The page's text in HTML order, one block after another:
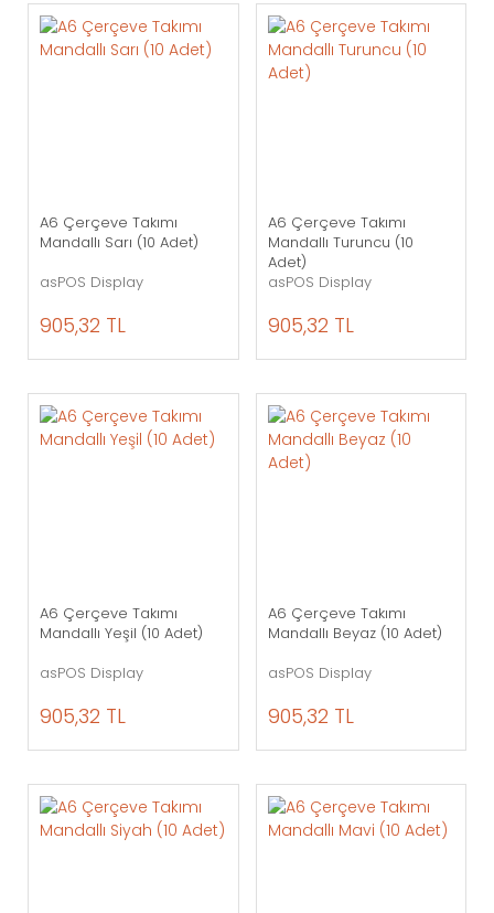
A6 Çerçeve Takımı
Mandallı Sarı (10 Adet)
asPOS Display
905,32 TL
A6 Çerçeve Takımı
Mandallı Turuncu (10
Adet)
asPOS Display
905,32 TL
A6 Çerçeve Takımı
Mandallı Yeşil (10 Adet)
asPOS Display
905,32 TL
A6 Çerçeve Takımı
Mandallı Beyaz (10 Adet)
asPOS Display
905,32 TL